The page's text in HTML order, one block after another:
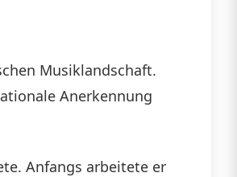
Musiklandschaft.
Anerkennung
Anfangs arbeitete er